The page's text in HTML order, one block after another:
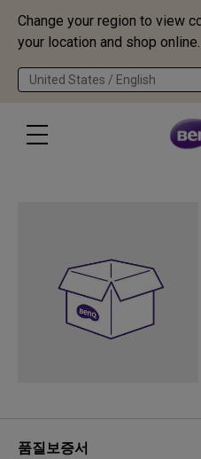
Change your region to view
your location and shop online.
United States / English
품질보증서